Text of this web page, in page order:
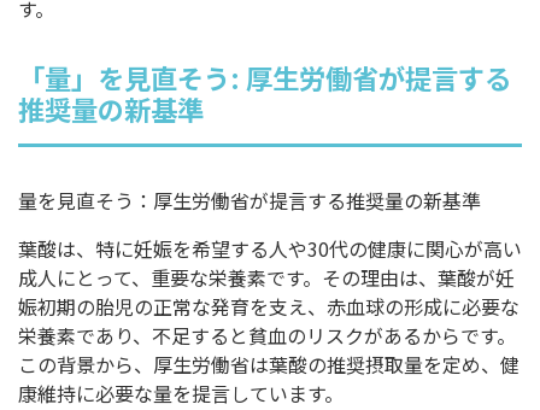
す。
「量」を見直そう: 厚生労働省が提言する
推奨量の新基準
量を見直そう：厚生労働省が提言する推奨量の新基準
葉酸は、特に妊娠を希望する人や30代の健康に関心が高い
成人にとって、重要な栄養素です。その理由は、葉酸が妊
娠初期の胎児の正常な発育を支え、赤血球の形成に必要な
栄養素であり、不足すると貧血のリスクがあるからです。
この背景から、厚生労働省は葉酸の推奨摂取量を定め、健
康維持に必要な量を提言しています。